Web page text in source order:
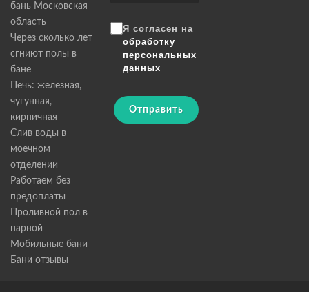
бань Московская
область
Через сколько лет
сгниют полы в
бане
Печь: железная,
чугунная,
кирпичная
Слив воды в
моечном
отделении
Работаем без
предоплаты
Проливной пол в
парной
Мобильные бани
Бани отзывы
Я согласен на
обработку
персональных
данных
Отправить